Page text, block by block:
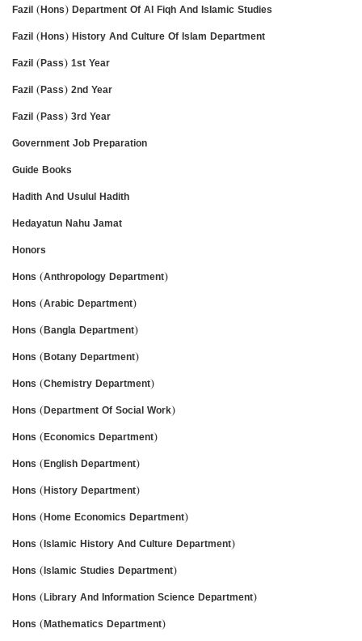
Fazil (Hons) Department Of Al Fiqh And Islamic Studies
Fazil (Hons) History And Culture Of Islam Department
Fazil (Pass) 1st Year
Fazil (Pass) 2nd Year
Fazil (Pass) 3rd Year
Government Job Preparation
Guide Books
Hadith And Usulul Hadith
Hedayatun Nahu Jamat
Honors
Hons (Anthropology Department)
Hons (Arabic Department)
Hons (Bangla Department)
Hons (Botany Department)
Hons (Chemistry Department)
Hons (Department Of Social Work)
Hons (Economics Department)
Hons (English Department)
Hons (History Department)
Hons (Home Economics Department)
Hons (Islamic History And Culture Department)
Hons (Islamic Studies Department)
Hons (Library And Information Science Department)
Hons (Mathematics Department)